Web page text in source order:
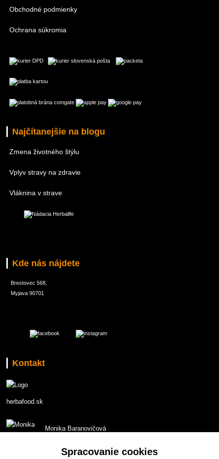
Obchodné podmienky
Ochrana súkromia
Najčítanejšie na blogu
Zmena životného štýlu
Vplyv stravy na zdravie
Vláknina v strave
Kde nás nájdete
Brestovec 568,
Myjava 90701
Kontakt
herbafood.sk
Monika Baranovičová
Spracovanie cookies